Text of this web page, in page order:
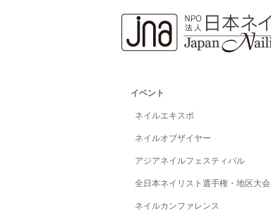
イベント
ネイルエキスポ
ネイルオブザイヤー
アジアネイルフェスティバル
全日本ネイリスト選手権・地区大会
ネイルカンファレンス